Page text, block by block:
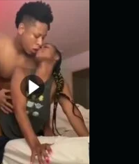
Watch Later